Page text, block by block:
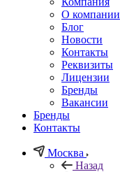
О компании
Блог
Новости
Контакты
Реквизиты
Лицензии
Бренды
Вакансии
Бренды
Контакты
Москва
Назад